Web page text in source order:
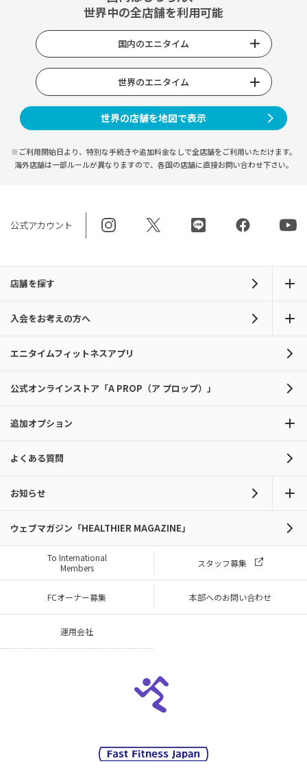
世界中の全店舗を利用可能
国内のエニタイム
世界のエニタイム
世界の店舗を地図で表示
※ご利用開始日より、特別な手続きや追加料金なしで全店舗をご利用いただけます。
海外店舗は一部ルールが異なりますので、 各国の店舗に直接お問い合わせ下さい。
公式アカウント
店舗を探す
入会をお考えの方へ
エニタイムフィットネスアプリ
公式オンラインストア「A PROP（ア プロップ）」
追加オプション
よくある質問
お知らせ
ウェブマガジン「HEALTHIER MAGAZINE」
To International
Members
スタッフ募集
FCオーナー募集 本部へのお問い合わせ
運用会社